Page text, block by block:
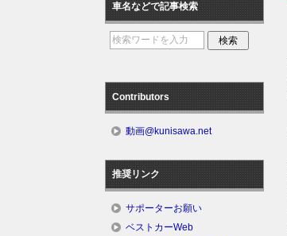
車名などで記事検索
Contributors
動画@kunisawa.net
推奨リンク
サポーターお願い
ベストカーWeb